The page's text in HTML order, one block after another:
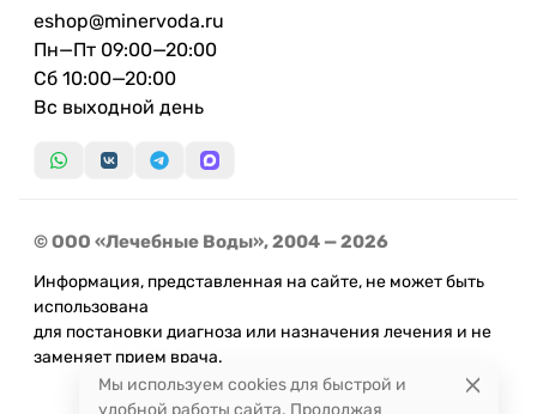
eshop@minervoda.ru
Пн—Пт 09:00—20:00
Сб 10:00—20:00
Вс выходной день
© ООО «Лечебные Воды», 2004 — 2026
Информация, представленная на сайте, не может быть
использована
для постановки диагноза или назначения лечения и не
заменяет прием врача.
Мы используем cookies для быстрой и
удобной работы сайта. Продолжая